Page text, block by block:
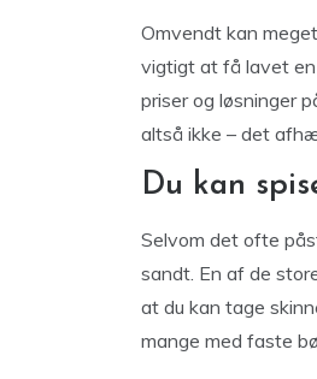
Omvendt kan
vigtigt at få lavet en
priser og løsninger
altså ikke – det
Du kan
Selvom det ofte
sandt. En af de
at du kan tage
mange med faste